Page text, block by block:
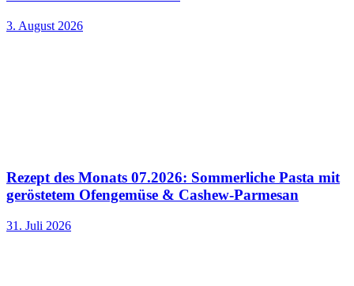
3. August 2026
Rezept des Monats 07.2026: Sommerliche Pasta mit
geröstetem Ofengemüse & Cashew-Parmesan
31. Juli 2026